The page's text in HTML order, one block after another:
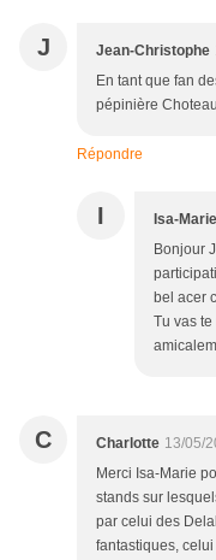
J Jean-Christophe
En tant que fan
pépinière
Répondre
I Isa-Marie
Bonjour
bel acer
Tu vas
C Charlotte 13/05/
Merci Isa-Marie
stands sur
par celui des
fantastiques,